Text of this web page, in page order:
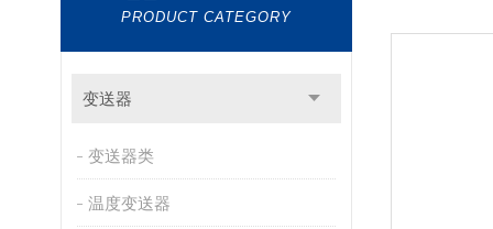
PRODUCT CATEGORY
变送器
变送器类
温度变送器